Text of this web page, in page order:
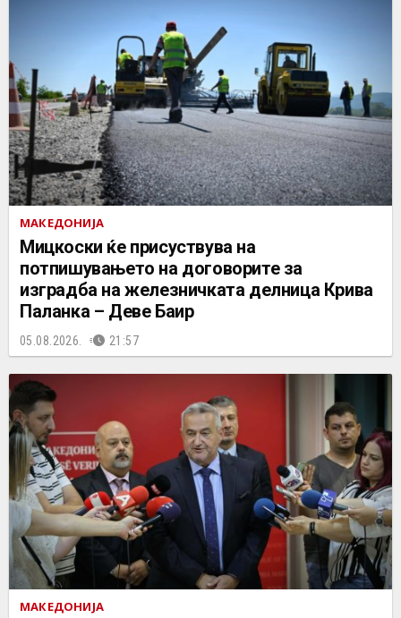
МАКЕДОНИЈА
Мицкоски ќе присуствува на
потпишувањето на договорите за
изградба на железничката делница Крива
Паланка – Деве Баир
05.08.2026. 21:57
МАКЕДОНИЈА